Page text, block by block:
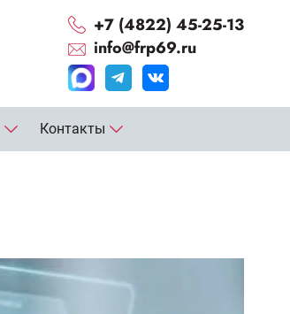
+7 (4822) 45-25-13
info@frp69.ru
Контакты